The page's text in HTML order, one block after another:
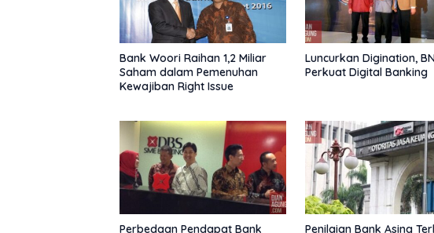
Bank Woori Raihan 1,2 Miliar
Saham dalam Pemenuhan
Kewajiban Right Issue
Luncurkan Digination,
Perkuat Digital Banking
Perbedaan Pendapat Bank
Penilaian Bank Asing